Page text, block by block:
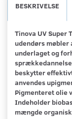
BESKRIVELSE
Tinova UV Super
udendørs
underlaget og
beskytter
anvendes
Pigmenteret olie
Indeholder
mængde